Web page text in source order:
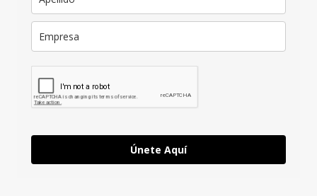
Únete Aquí